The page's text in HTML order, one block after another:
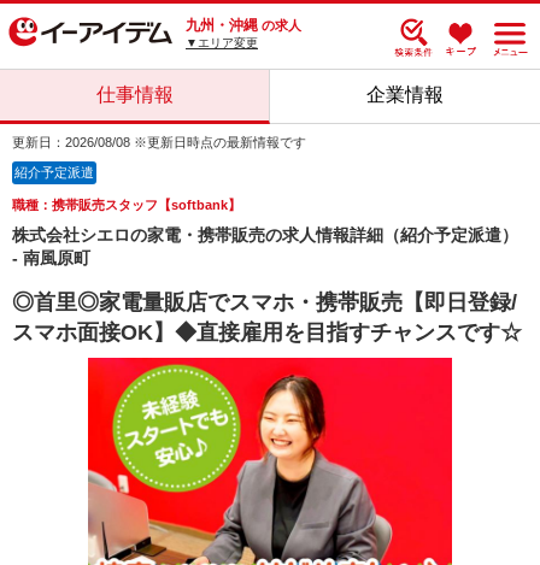
九州・沖縄 の求人
▼エリア変更
仕事情報 企業情報
更新日：2026/08/08 ※更新日時点の最新情報です
紹介予定派遣
職種：携帯販売スタッフ【softbank】
株式会社シエロの家電・携帯販売の求人情報詳細（紹介予定派遣）
- 南風原町
◎首里◎家電量販店でスマホ・携帯販売【即日登録/
スマホ面接OK】◆直接雇用を目指すチャンスです☆